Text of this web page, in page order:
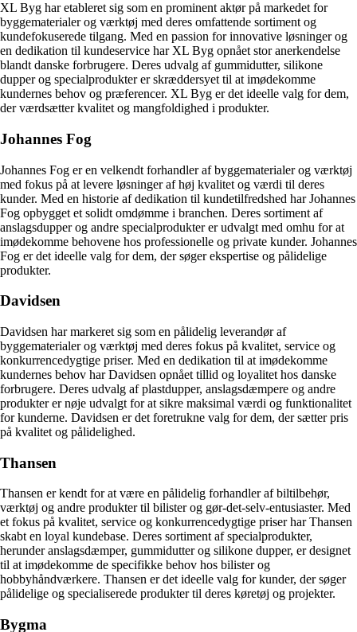
XL Byg har etableret sig som en prominent aktør på markedet for
byggematerialer og værktøj med deres omfattende sortiment og
kundefokuserede tilgang. Med en passion for innovative løsninger og
en dedikation til kundeservice har XL Byg opnået stor anerkendelse
blandt danske forbrugere. Deres udvalg af gummidutter, silikone
dupper og specialprodukter er skræddersyet til at imødekomme
kundernes behov og præferencer. XL Byg er det ideelle valg for dem,
der værdsætter kvalitet og mangfoldighed i produkter.
Johannes Fog
Johannes Fog er en velkendt forhandler af byggematerialer og værktøj
med fokus på at levere løsninger af høj kvalitet og værdi til deres
kunder. Med en historie af dedikation til kundetilfredshed har Johannes
Fog opbygget et solidt omdømme i branchen. Deres sortiment af
anslagsdupper og andre specialprodukter er udvalgt med omhu for at
imødekomme behovene hos professionelle og private kunder. Johannes
Fog er det ideelle valg for dem, der søger ekspertise og pålidelige
produkter.
Davidsen
Davidsen har markeret sig som en pålidelig leverandør af
byggematerialer og værktøj med deres fokus på kvalitet, service og
konkurrencedygtige priser. Med en dedikation til at imødekomme
kundernes behov har Davidsen opnået tillid og loyalitet hos danske
forbrugere. Deres udvalg af plastdupper, anslagsdæmpere og andre
produkter er nøje udvalgt for at sikre maksimal værdi og funktionalitet
for kunderne. Davidsen er det foretrukne valg for dem, der sætter pris
på kvalitet og pålidelighed.
Thansen
Thansen er kendt for at være en pålidelig forhandler af biltilbehør,
værktøj og andre produkter til bilister og gør-det-selv-entusiaster. Med
et fokus på kvalitet, service og konkurrencedygtige priser har Thansen
skabt en loyal kundebase. Deres sortiment af specialprodukter,
herunder anslagsdæmper, gummidutter og silikone dupper, er designet
til at imødekomme de specifikke behov hos bilister og
hobbyhåndværkere. Thansen er det ideelle valg for kunder, der søger
pålidelige og specialiserede produkter til deres køretøj og projekter.
Bygma